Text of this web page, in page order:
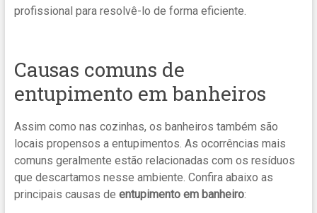
profissional para resolvê-lo de forma eficiente.
Causas comuns de
entupimento em banheiros
Assim como nas cozinhas, os banheiros também são
locais propensos a entupimentos. As ocorrências mais
comuns geralmente estão relacionadas com os resíduos
que descartamos nesse ambiente. Confira abaixo as
principais causas de entupimento em banheiro: